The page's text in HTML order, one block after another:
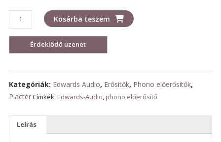
Edwards
Audio
Apprentice
előerősítő
mennyiség
Kosárba teszem
Kategóriák: Edwards Audio, Erősítők, Phono előerősítők,
PiactérCímkék: Edwards-Audio, phono előerősítő
Leírás